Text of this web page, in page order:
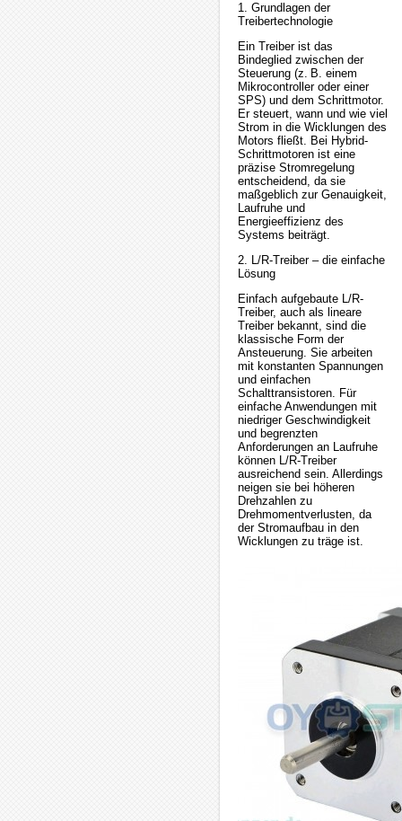
1. Grundlagen der
Treibertechnologie
Ein Treiber ist das
Bindeglied zwischen der
Steuerung (z. B. einem
Mikrocontroller oder einer
SPS) und dem Schrittmotor.
Er steuert, wann und wie viel
Strom in die Wicklungen des
Motors fließt. Bei Hybrid-
Schrittmotoren ist eine
präzise Stromregelung
entscheidend, da sie
maßgeblich zur Genauigkeit,
Laufruhe und
Energieeffizienz des
Systems beiträgt.
2. L/R-Treiber – die einfache
Lösung
Einfach aufgebaute L/R-
Treiber, auch als lineare
Treiber bekannt, sind die
klassische Form der
Ansteuerung. Sie arbeiten
mit konstanten Spannungen
und einfachen
Schalttransistoren. Für
einfache Anwendungen mit
niedriger Geschwindigkeit
und begrenzten
Anforderungen an Laufruhe
können L/R-Treiber
ausreichend sein. Allerdings
neigen sie bei höheren
Drehzahlen zu
Drehmomentverlusten, da
der Stromaufbau in den
Wicklungen zu träge ist.